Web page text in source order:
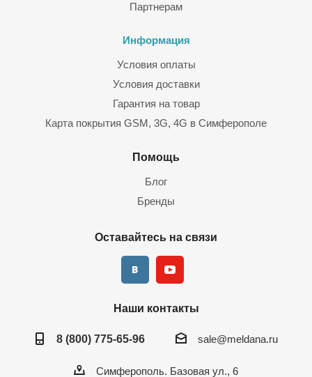
Партнерам
Информация
Условия оплаты
Условия доставки
Гарантия на товар
Карта покрытия GSM, 3G, 4G в Симферополе
Помощь
Блог
Бренды
Оставайтесь на связи
Наши контакты
8 (800) 775-65-96 sale@meldana.ru
Симферополь. Базовая ул., 6